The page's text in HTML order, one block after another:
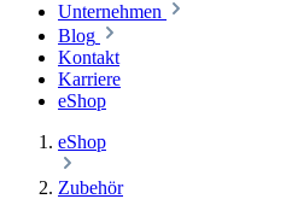
Unternehmen
Blog
Kontakt
Karriere
eShop
eShop
Zubehör